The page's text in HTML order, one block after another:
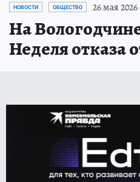
НОВОСТИ ОБЩЕСТВО 26 мая 2026
На
Неделя отказа